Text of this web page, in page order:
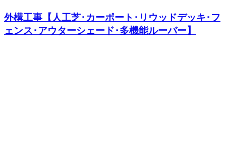
外構工事【人工芝･カーポート･リウッドデッキ･フ
ェンス･アウターシェード･多機能ルーバー】